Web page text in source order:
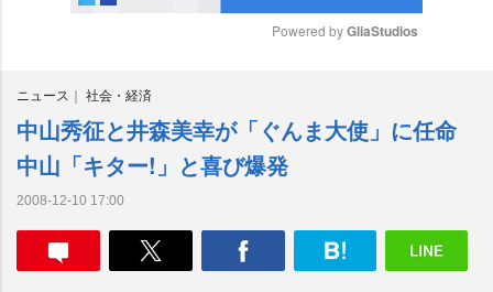
e
Powered by GliaStudios
ニュース 社会・経済
中山秀征と井森美幸が「ぐんま大使」に任命
中山「キター!」と喜び爆発
2008-12-10 17:00